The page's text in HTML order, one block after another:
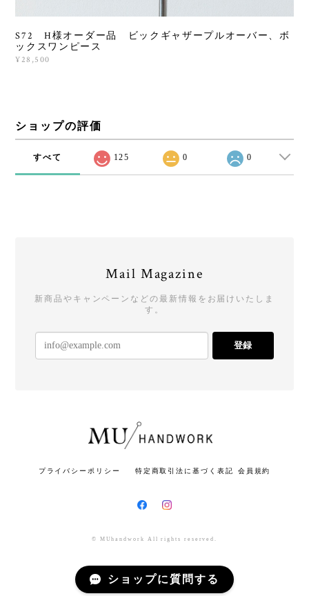
S72 H様オーダー品 ビックギャザープルオーバー、ボ
ックスワンピース
¥28,500
ショップの評価
すべて 125 0 0
Mail Magazine
新商品やキャンペーンなどの最新情報をお届けいたしま
す。
登録
プライバシーポリシー 特定商取引法に基づく表記 会員規約
© MUhandwork All rights reserved.
ショップに質問する